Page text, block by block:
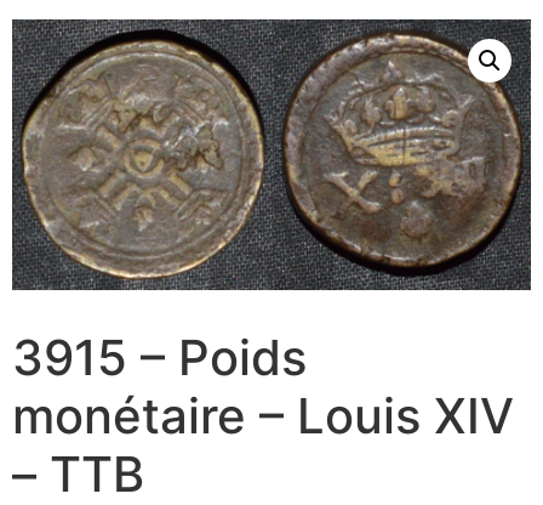
3915 – Poids
monétaire – Louis XIV
– TTB